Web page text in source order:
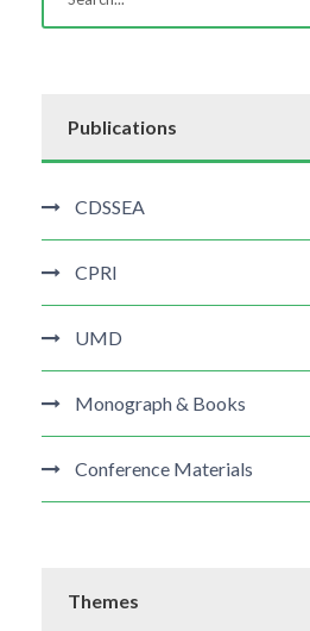
Publications
CDSSEA
CPRI
UMD
Monograph & Books
Conference Materials
Themes